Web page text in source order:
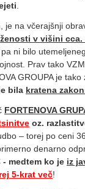
je na včerajšnji
v višini cca.
pa ni bilo
Prav tako
GROUPA je
bila kratena
FORTENOVA
oz.
– torej po ceni
denarno
- medtem ko je iz
5-krat več!